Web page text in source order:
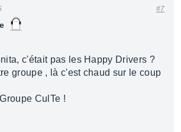
#7
c'était pas les Happy Drivers ?
groupe , là c'est chaud sur le coup
CulTe !